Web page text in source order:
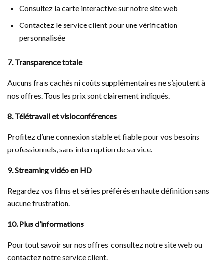
Consultez la carte interactive sur notre site web
Contactez le service client pour une vérification
personnalisée
7. Transparence totale
Aucuns frais cachés ni coûts supplémentaires ne s’ajoutent à
nos offres. Tous les prix sont clairement indiqués.
8. Télétravail et visioconférences
Profitez d’une connexion stable et fiable pour vos besoins
professionnels, sans interruption de service.
9. Streaming vidéo en HD
Regardez vos films et séries préférés en haute définition sans
aucune frustration.
10. Plus d’informations
Pour tout savoir sur nos offres, consultez notre site web ou
contactez notre service client.